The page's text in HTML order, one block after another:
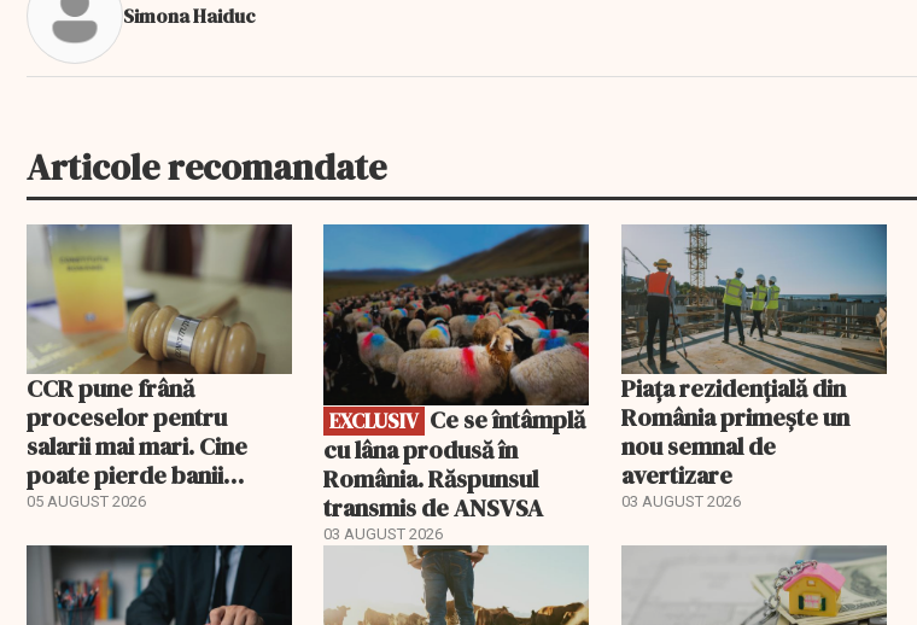
Simona Haiduc
Articole recomandate
CCR pune frână
proceselor pentru
salarii mai mari. Cine
poate pierde banii
ceruți statului
05 AUGUST 2026
EXCLUSIV
EXCLUSIV
cu lâna produsă în
România. Răspunsul
transmis de ANSVSA
03 AUGUST 2026
Piața rezidențială din
România primește un
nou semnal de
avertizare
03 AUGUST 2026